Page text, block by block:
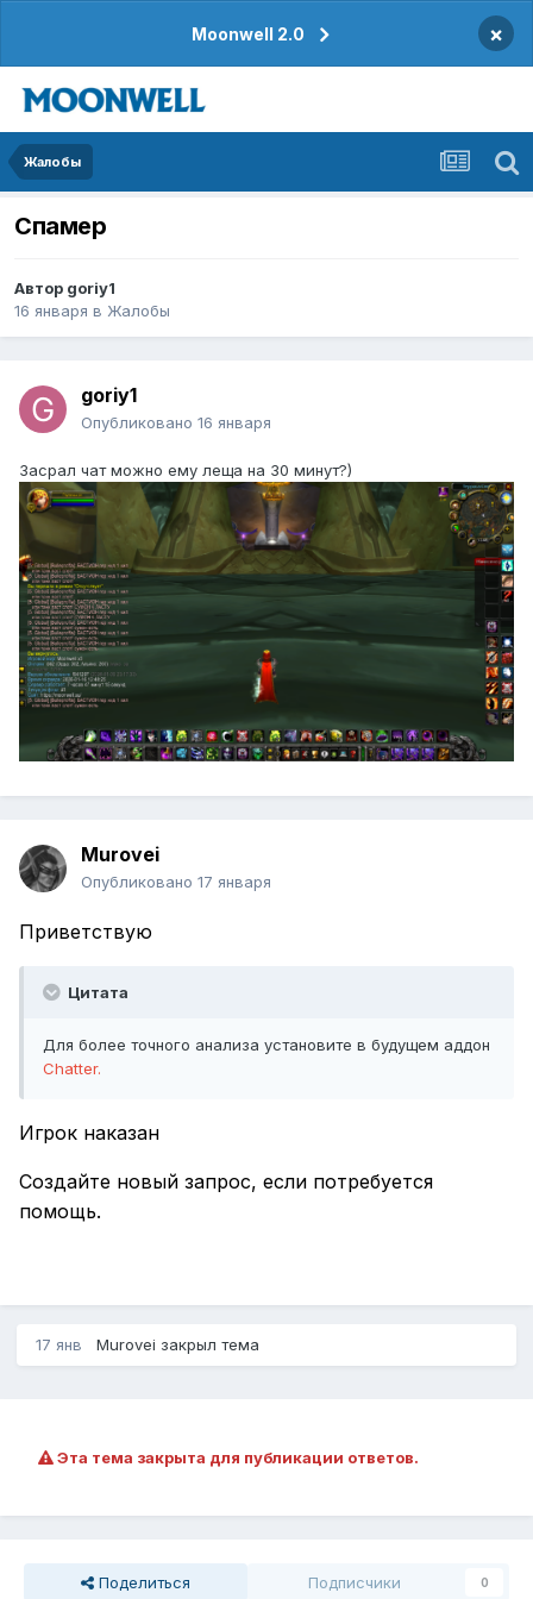
Moonwell 2.0 ×
Жалобы
Спамер
Автор goriy1
16 января в Жалобы
goriy1
Опубликовано 16 января
Засрал чат можно ему леща на 30 минут?)
Murovei
Опубликовано 17 января
Приветствую
Цитата
Для более точного анализа установите в будущем аддон
Chatter.
Игрок наказан
Создайте новый запрос, если потребуется
помощь.
17 янв Murovei закрыл тема
Эта тема закрыта для публикации ответов.
Поделиться Подписчики 0